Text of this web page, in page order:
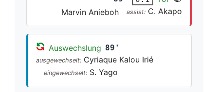
Marvin Anieboh
assist: C. Akapo
Auswechslung 89'
ausgewechselt: Cyriaque Kalou Irié
eingewechselt: S. Yago